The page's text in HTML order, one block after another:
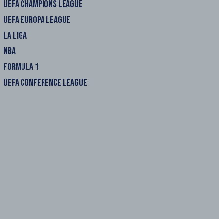
UEFA CHAMPIONS LEAGUE
UEFA EUROPA LEAGUE
LA LIGA
NBA
FORMULA 1
UEFA CONFERENCE LEAGUE